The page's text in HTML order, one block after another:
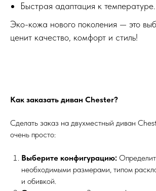
Быстрая адаптация к температуре.
Эко-кожа нового поколения — это
ценит качество, комфорт и стиль!
Как заказать диван Chester?
Сделать заказ на двухместный диван
очень просто:
Выберите конфигурацию:
необходимыми размерами, типом
и обивкой.